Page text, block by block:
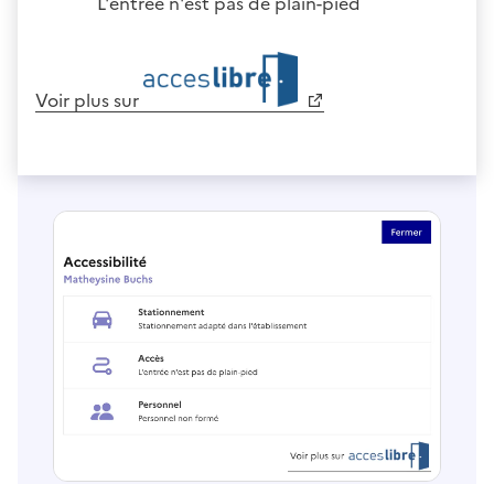
Voir plus sur